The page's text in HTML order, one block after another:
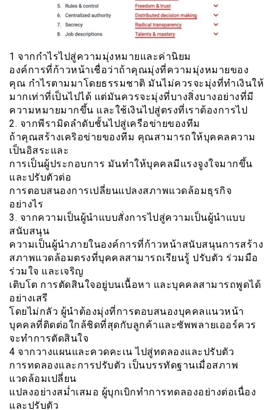
1 จากกำไรไปสู่ความมุ่งหมายและค่านิยม
องค์การที่ก้าวหน้าเชื่อว่าถ้าคุณมุ่งที่ความมุ่งหมายของ
คุณ กำไรตามมาโดยธรรมชาติ มันไม่ควรจะมุ่งที่ทำเงินให้
มากเท่าที่เป็นไปได้ แต่มันควรจะมุ่งที่บางสิ่งบางอย่างที่มี
ความหมายมากขึ้น และใช้เงินไปสู่ตรงที่เราต้องการไป
2. จากพีรามิดลำดับชั้นไปสู่เครือข่ายของทีม
ถ้าคุณสร้างเคริอข่ายของทีม คุณสามารถให้บุคคลความ
เป็นอิสระและ
การเป็นผู้ประกอบการ มันทำให้บุคคลมีแรงจูงใจมากขึ้น
และปรับตัวต่อ
การตอบสนองการเปลี่ยนแปลงสภาพแวดล้อมธุรกิจ
อย่างไร
3. จากความเป็นผู้นำแบบสั่งการไปสู่ความเป็นผู้นำแบบ
สนับสนุน
ความเป็นผู้นำภายในองค์การที่ก้าวหน้าสนับสนุนการสร้าง
สภาพแวดล้อมตรงที่บุคคลสามารถเรียนรู้ ปรับตัว ร่วมมือ
ร่วมใจ และเจริญ
เติบโต การตัดสินใจอยู่บนเนื้อหา และบุคคลสามารถพูดได้
อย่างเสรี
โดยไม่กลัว ผู้นำต้องมุ่งที่การตอบสนองบุคคลแนวหน้า
บุคคลที่ติดต่อใกล้ชิดที่สุดกับลูกค้าและซัพพลายเออร์ควร
จะทำการตัดสินใจ
4 จากวางแผนและควดคะเน ไปสู่ทดลองและปรับตัว
การทดลองและการปรับตัว เป็นบรรทัดฐานเมื่อสภาพ
แวดล้อมเปลี่ยน
แปลงอย่างสม่ำเสมอ ผู้บุกเบิกทำการทดลองอย่างต่อเนื่อง
และปรับตัว